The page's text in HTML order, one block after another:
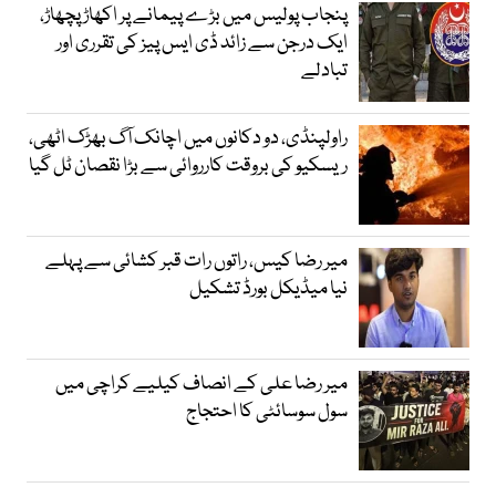
پنجاب پولیس میں بڑے پیمانے پر اکھاڑ پچھاڑ،
ایک درجن سے زائد ڈی ایس پیز کی تقرری اور
تبادلے
راولپنڈی، دو دکانوں میں اچانک آگ بھڑک اٹھی،
ریسکیو کی بروقت کارروائی سے بڑا نقصان ٹل گیا
میر رضا کیس، راتوں رات قبر کشائی سے پہلے
نیا میڈیکل بورڈ تشکیل
میر رضا علی کے انصاف کیلیے کراچی میں
سول سوسائٹی کا احتجاج